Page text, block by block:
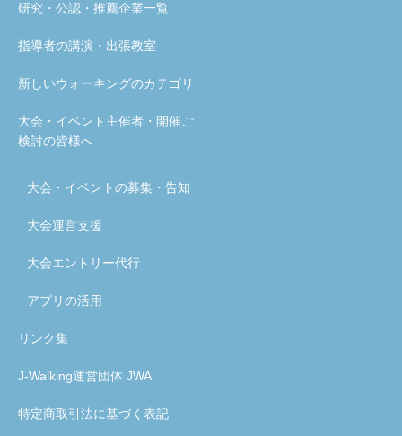
研究・公認・推薦企業一覧
指導者の講演・出張教室
新しいウォーキングのカテゴリ
大会・イベント主催者・開催ご
検討の皆様へ
大会・イベントの募集・告知
大会運営支援
大会エントリー代行
アプリの活用
リンク集
J-Walking運営団体 JWA
特定商取引法に基づく表記